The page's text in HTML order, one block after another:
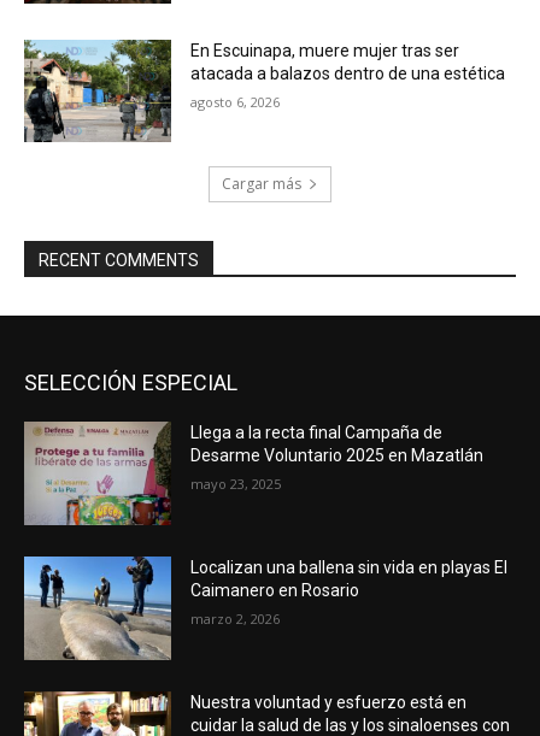
En Escuinapa, muere mujer tras ser
atacada a balazos dentro de una estética
agosto 6, 2026
Cargar más
RECENT COMMENTS
SELECCIÓN ESPECIAL
Llega a la recta final Campaña de
Desarme Voluntario 2025 en Mazatlán
mayo 23, 2025
Localizan una ballena sin vida en playas El
Caimanero en Rosario
marzo 2, 2026
Nuestra voluntad y esfuerzo está en
cuidar la salud de las y los sinaloenses con